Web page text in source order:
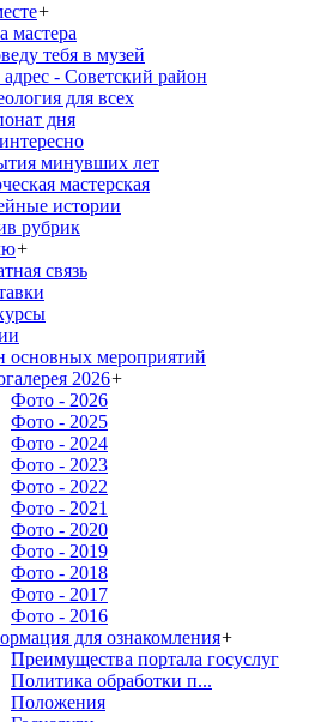
+
мастера
тебя в музей
- Советский район
для всех
дня
минувших лет
мастерская
истории
рубрик
+
связь
основных мероприятий
2026+
Фото - 2026
Фото - 2025
Фото - 2024
Фото - 2023
Фото - 2022
Фото - 2021
Фото - 2020
Фото - 2019
Фото - 2018
Фото - 2017
Фото - 2016
для ознакомления+
Преимущества портала госуслуг
Политика обработки п...
Положения